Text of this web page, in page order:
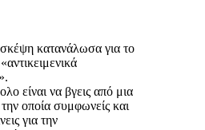
κατανάλωσα για το
είναι να βγεις από μια
οποία συμφωνείς και
για την